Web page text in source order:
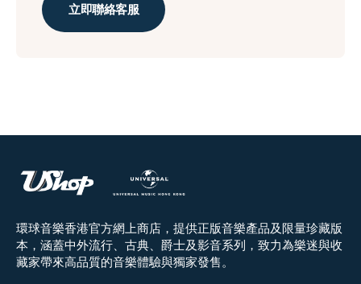
立即聯絡客服
環球音樂香港官方網上商店，提供正版音樂產品及限量珍藏版
本，涵蓋中外流行、古典、爵士及影音系列，致力為樂迷與收
藏家帶來高品質的音樂體驗與獨家發售。